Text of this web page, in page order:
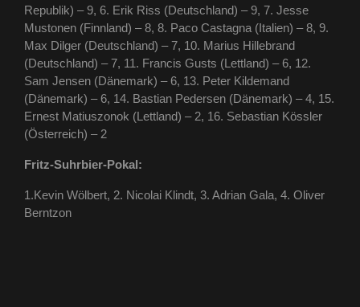
Republik) – 9, 6. Erik Riss (Deutschland) – 9, 7. Jesse
Mustonen (Finnland) – 8, 8. Paco Castagna (Italien) – 8, 9.
Max Dilger (Deutschland) – 7, 10. Marius Hillebrand
(Deutschland) – 7, 11. Francis Gusts (Lettland) – 6, 12.
Sam Jensen (Dänemark) – 6, 13. Peter Kildemand
(Dänemark) – 6, 14. Bastian Pedersen (Dänemark) – 4, 15.
Ernest Matiuszonok (Lettland) – 2, 16. Sebastian Kössler
(Österreich) – 2
Fritz-Suhrbier-Pokal:
1.Kevin Wölbert, 2. Nicolai Klindt, 3. Adrian Gala, 4. Oliver
Berntzon